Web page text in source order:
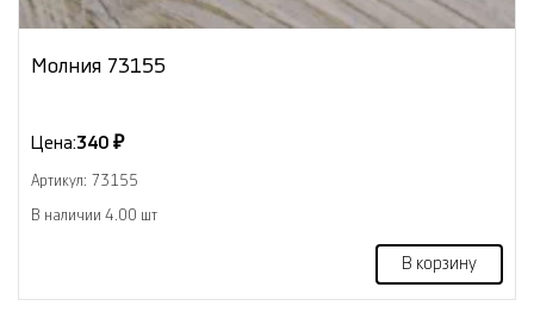
Молния 73155
Цена:340 ₽
Артикул: 73155
В наличии 4.00 шт
В корзину